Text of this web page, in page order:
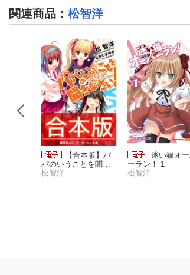
関連商品 ： 松智洋
【合本版】パ
パのいうことを聞き
なさい！
松智洋
迷い猫オ
ーラン！ 1
松智洋